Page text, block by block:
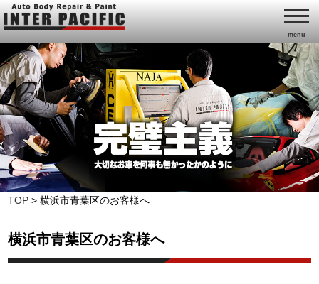
menu
TOP >横浜市青葉区のお客様へ
横浜市青葉区のお客様へ